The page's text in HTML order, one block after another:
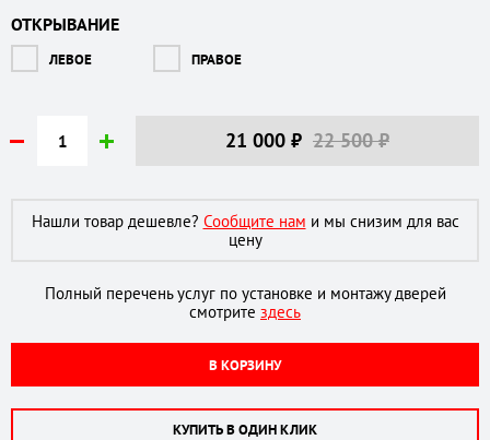
ОТКРЫВАНИЕ
ЛЕВОЕ ПРАВОЕ
21 000 ₽ 22 500 ₽
Нашли товар дешевле? Сообщите нам и мы снизим для вас
цену
Полный перечень услуг по установке и монтажу дверей
смотрите здесь
В КОРЗИНУ
КУПИТЬ В ОДИН КЛИК